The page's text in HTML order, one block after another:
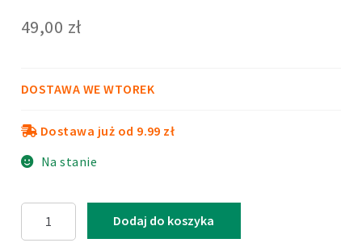
49,00 zł
DOSTAWA WE WTOREK
Dostawa już od 9.99 zł
Na stanie
Dodaj do koszyka